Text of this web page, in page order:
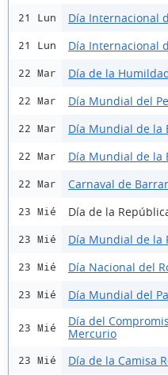
21 Lun Día Internacional
21 Lun Día Internacional
22 Mar Día de la
22 Mar Día Mundial del
22 Mar Día Mundial de la
22 Mar Día Mundial de la
22 Mar Carnaval de
23 Mié Día de la
23 Mié Día Mundial de la
23 Mié Día Nacional del
23 Mié Día Mundial del
23 Mié
Día del
Mercurio
23 Mié Día de la Camisa